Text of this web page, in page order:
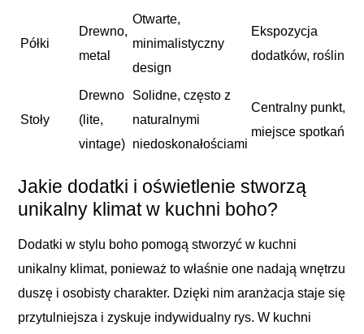
Półki
Drewno,
metal
Otwarte,
minimalistyczny
design
Ekspozycja
dodatków, roślin
Stoły
Drewno
(lite,
vintage)
Solidne, często z
naturalnymi
niedoskonałościami
Centralny punkt,
miejsce spotkań
Jakie dodatki i oświetlenie stworzą
unikalny klimat w kuchni boho?
Dodatki w stylu boho pomogą stworzyć w kuchni
unikalny klimat, ponieważ to właśnie one nadają wnętrzu
duszę i osobisty charakter. Dzięki nim aranżacja staje się
przytulniejsza i zyskuje indywidualny rys. W kuchni